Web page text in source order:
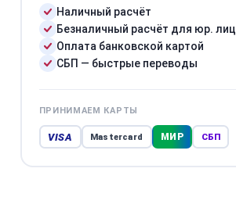
Наличный расчёт
Безналичный расчёт для юр. лиц
Оплата банковской картой
СБП — быстрые переводы
ПРИНИМАЕМ КАРТЫ
VISA Mastercard МИР СБП